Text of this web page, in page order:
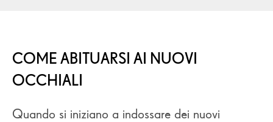
COME ABITUARSI AI NUOVI
OCCHIALI
Quando si iniziano a indossare dei nuovi